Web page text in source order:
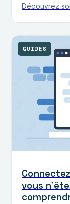
Découvrez
GUIDES
vous